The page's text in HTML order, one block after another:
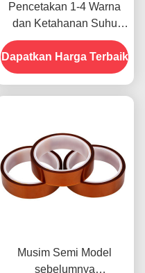
Pencetakan 1-4 Warna
dan Ketahanan Suhu
-10C-80C Metode
Pembayaran Kartu Kredit
untuk Model Sebelumnya
Dapatkan Harga Terbaik
Musim Semi Model
sebelumnya